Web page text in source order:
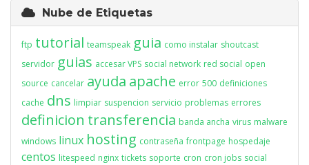
Nube de Etiquetas
ftp tutorial teamspeak guia como instalar shoutcast
servidor guias accesar VPS social network red social open
source cancelar ayuda apache error 500 definiciones
cache dns limpiar suspencion servicio problemas errores
definicion transferencia banda ancha virus malware
windows linux hosting contraseña frontpage hospedaje
centos litespeed nginx tickets soporte cron cron jobs social